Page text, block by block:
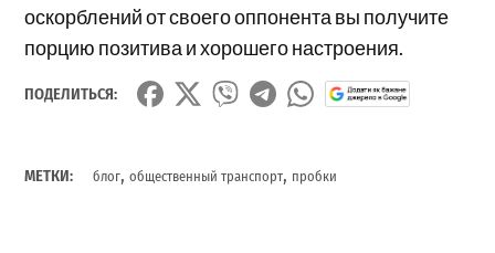
оскорблений от своего оппонента вы получите
порцию позитива и хорошего настроения.
ПОДЕЛИТЬСЯ:
МЕТКИ: блог,общественный транспорт, пробки